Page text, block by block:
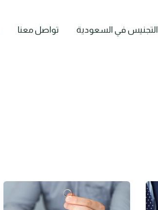
التجنيس في السعودية تواصل معنا